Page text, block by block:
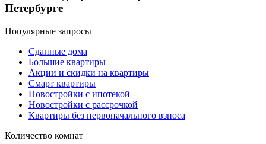
Петербурге
Популярные запросы
Сданные дома
Большие квартиры
Акции и скидки на квартиры
Смарт квартиры
Новостройки с ипотекой
Новостройки с рассрочкой
Квартиры без первоначального взноса
Количество комнат